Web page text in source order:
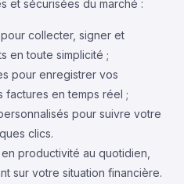
et sécurisées du marché :
collecter, signer et
en toute simplicité ;
pour enregistrer vos
en temps réel ;
pour suivre votre
clics.
productivité au quotidien,
sur votre situation financière.